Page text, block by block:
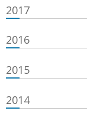
2017
2016
2015
2014